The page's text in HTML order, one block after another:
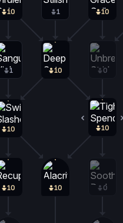
10
10
10
10
10
10
10
1
1
0
0